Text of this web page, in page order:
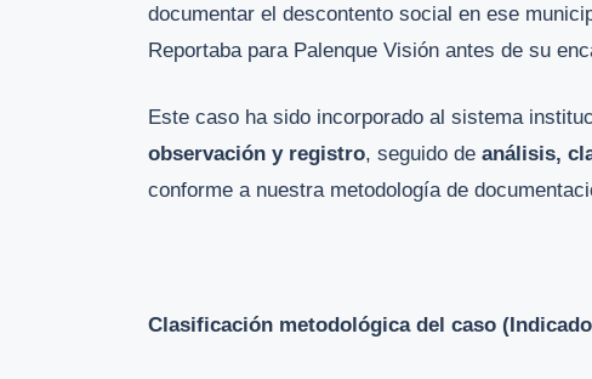
documentar el descontento social en ese
Reportaba para Palenque Visión antes de su
Este caso ha sido incorporado al sistema
observación y registro, seguido de análisis,
conforme a nuestra metodología de
Clasificación metodológica del caso